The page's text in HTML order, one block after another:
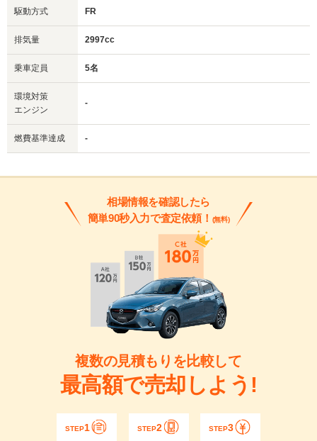
駆動方式 FR
排気量 2997cc
乗車定員 5名
環境対策
エンジン
-
燃費基準達成 -
相場情報を確認したら
簡単90秒入力で査定依頼！ (無料)
複数の見積もりを比較して
最高額で売却しよう!
STEP1 STEP2 STEP3